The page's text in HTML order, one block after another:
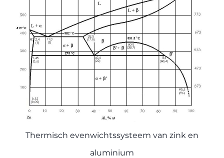
Thermisch evenwichtssysteem van zink en
aluminium